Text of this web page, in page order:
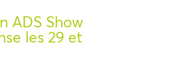
ADS Show
les 29 et